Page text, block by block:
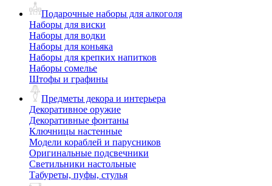
Подарочные наборы для алкоголя
Наборы для виски
Наборы для водки
Наборы для коньяка
Наборы для крепких напитков
Наборы сомелье
Штофы и графины
Предметы декора и интерьера
Декоративное оружие
Декоративные фонтаны
Ключницы настенные
Модели кораблей и парусников
Оригинальные подсвечники
Светильники настольные
Табуреты, пуфы, стулья